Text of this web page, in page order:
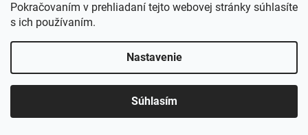
Pokračovaním v prehliadaní tejto webovej stránky súhlasíte
s ich používaním.
Nastavenie
Súhlasím
Kontakty
Ochrana osobných údajov